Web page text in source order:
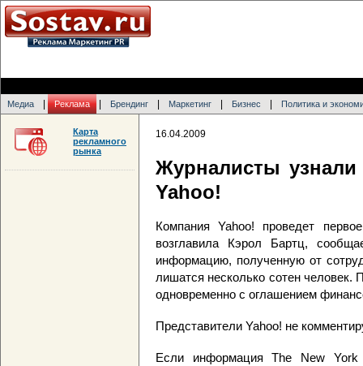
Медиа Реклама Брендинг Маркетинг Бизнес Политика и
16.04.2009
Журналисты
Yahoo!
Компания Yahoo! проведет
возглавила Кэрол Бартц,
информацию, полученную от
лишатся несколько сотен человек.
одновременно с оглашением
Представители Yahoo! не
Если информация The New
Карта
рекламного
рынка